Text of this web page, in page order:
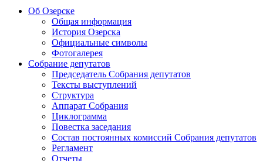
Об Озерске
Общая информация
История Озерска
Официальные символы
Фотогалерея
Собрание депутатов
Председатель Собрания депутатов
Тексты выступлений
Структура
Аппарат Собрания
Циклограмма
Повестка заседания
Состав постоянных комиссий Собрания депутатов
Регламент
Отчеты